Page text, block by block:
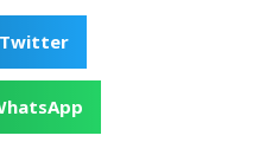
Twitter